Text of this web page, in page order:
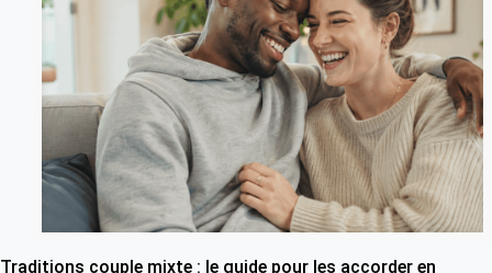
Traditions couple mixte : le guide pour les accorder en